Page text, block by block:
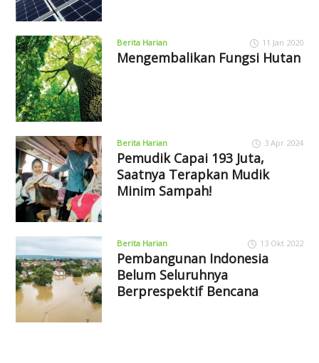
Berita Harian 11 Jan 2020
Mengembalikan Fungsi Hutan
Berita Harian 3 Apr 2024
Pemudik Capai 193 Juta,
Saatnya Terapkan Mudik
Minim Sampah!
Berita Harian 13 Okt 2022
Pembangunan Indonesia
Belum Seluruhnya
Berprespektif Bencana